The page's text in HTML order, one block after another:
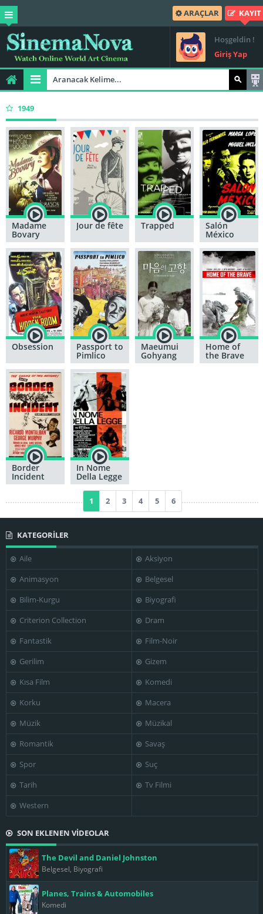
ARAÇLAR KAYIT
Hoşgeldin !
Giriş Yap
1949
Madame
Bovary
Jour de fête Trapped Salón
México
Obsession Passport to
Pimlico
Maeumui
Gohyang
Home of
the Brave
Border
Incident
In Nome
Della Legge
1 2 3 4 5 6
KATEGORİLER
Aile
Aksiyon
Animasyon
Belgesel
Bilim-Kurgu
Biyografi
Criterion Collection
Dram
Fantastik
Film-Noir
Gerilim
Gizem
Kısa Film
Komedi
Korku
Macera
Müzik
Müzikal
Romantik
Savaş
Spor
Suç
Tarih
Tv Filmi
Western
SON EKLENEN VİDEOLAR
The Devil and Daniel Johnston
Belgesel, Biyografi
Planes, Trains & Automobiles
Komedi